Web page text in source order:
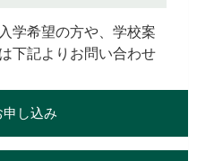
学希望の方や、学校案
下記よりお問い合わせ
申し込み